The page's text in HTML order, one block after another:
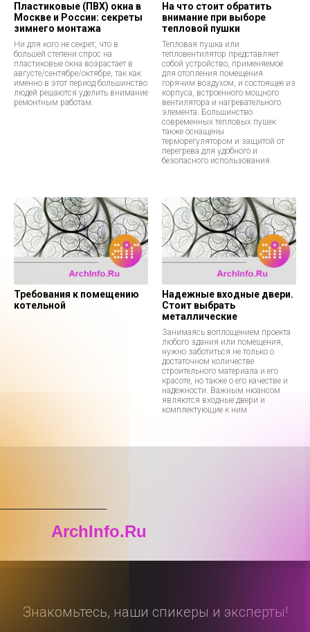
Пластиковые (ПВХ) окна в
Москве и России: секреты
зимнего монтажа
Ни для кого не секрет, что в
большей степени спрос на
пластиковые окна возрастает в
августе/сентябре/октябре, так как
именно в этот период большинство
людей решаются уделить внимание
ремонтным работам.
На что стоит обратить
внимание при выборе
тепловой пушки
Тепловая пушка или
тепловентилятор представляет
собой устройство, применяемое
для отопления помещения
горячим воздухом, и состоящее из
корпуса, встроенного мощного
вентилятора и нагревательного
элемента. Большинство
современных тепловых пушек
также оснащены
терморегулятором и защитой от
перегрева для удобного и
безопасного использования.
Требования к помещению
котельной
Надежные входные двери.
Стоит выбрать
металлические
Занимаясь воплощением проекта
любого здания или помещения,
нужно заботиться не только о
достаточном количестве
строительного материала и его
красоте, но также о его качестве и
надежности. Важным нюансом
являются входные двери и
комплектующие к ним.
ArchInfo.Ru
Знакомьтесь, наши спикеры и эксперты!